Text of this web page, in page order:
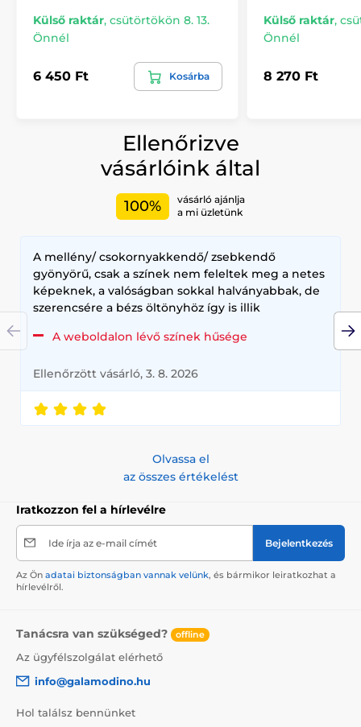
Külső raktár, csütörtökön 8. 13.
Önnél
6 450 Ft Kosárba
Külső raktár,
Önnél
8 270 Ft
Ellenőrizve
vásárlóink által
100%
vásárló ajánlja
a mi üzletünk
A mellény/ csokornyakkendő/ zsebkendő
gyönyörű, csak a színek nem feleltek meg a netes
képeknek, a valóságban sokkal halványabbak, de
szerencsére a bézs öltönyhöz így is illik
A weboldalon lévő színek hűsége
Ellenőrzött vásárló, 3. 8. 2026
Olvassa el
az összes értékelést
Iratkozzon fel a hírlevélre
Ide írja az e-mail címét Bejelentkezés
Az Ön adatai biztonságban vannak velünk, és bármikor leiratkozhat a
hírlevélről.
Tanácsra van szükséged? offline
Az ügyfélszolgálat elérhető
info@galamodino.hu
Hol találsz bennünket